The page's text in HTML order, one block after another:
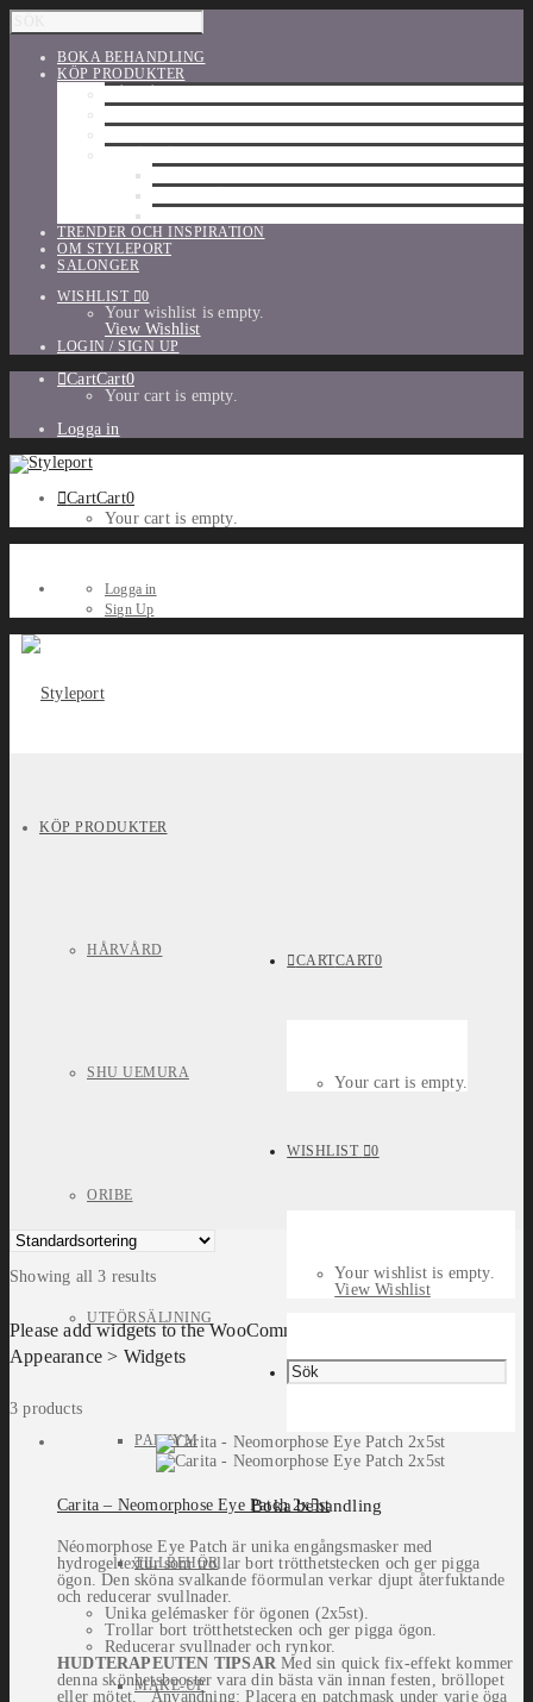
BOKA BEHANDLING
KÖP PRODUKTER
TRENDER OCH INSPIRATION
OM STYLEPORT
SALONGER
WISHLIST
0
Your wishlist is empty.
View Wishlist
LOGIN / SIGN UP
CartCart0
Your cart is empty.
Logga in
CartCart0
Your cart is empty.
Logga in
Sign Up
KÖP PRODUKTER
HÅRVÅRD
SHU UEMURA
ORIBE
UTFÖRSÄLJNING
PARFYM
TILLBEHÖR
MAKE-UP
CARTCART0
Your cart is empty.
WISHLIST 0
Your wishlist is empty.
View Wishlist
Boka behandling
Showing all 3 results
Please add widgets to the WooCommerce Filters widget area in
Appearance > Widgets
3 products
Carita – Neomorphose Eye Patch 2x5st
Néomorphose Eye Patch är unika engångsmasker med
hydrogeltextur som trollar bort trötthetstecken och ger pigga
ögon. Den sköna svalkande föormulan verkar djupt återfuktande
och reducerar svullnader.
Unika gelémasker för ögonen (2x5st).
Trollar bort trötthetstecken och ger pigga ögon.
Reducerar svullnader och rynkor.
HUDTERAPEUTEN TIPSAR Med sin quick fix-effekt kommer
denna skönhetsbooster vara din bästa vän innan festen, bröllopet
eller mötet. Användning: Placera en patchmask under varje öga